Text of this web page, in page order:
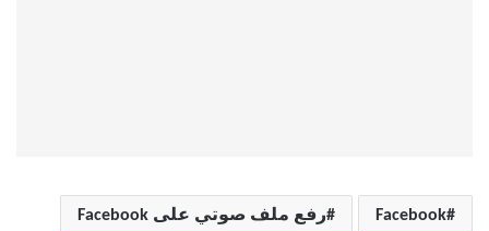
Facebook رفع ملف صوتي على Facebook